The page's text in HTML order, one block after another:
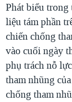
Phát biểu
liệu tám phần
chiến chống
vào cuối ngày
phụ trách nỗ
tham nhũng
chống tham